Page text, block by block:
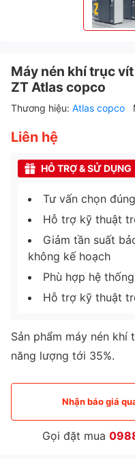
Máy nén khí trục
ZT Atlas copco
Thương hiệu: Atlas copco
Liên hệ
HỖ TRỢ & SỬ DỤNG
Tư vấn chọn
Hỗ trợ kỹ thuật
Giảm tần suất
không kế hoạch
Phù hợp hệ
Hỗ trợ kỹ thuật
Sản phẩm máy nén
năng lượng tới 35%.
Nhận báo giá
Gọi đặt mua